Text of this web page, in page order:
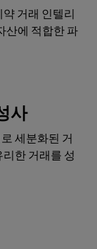
거래 인텔리
산에 적합한 파
사
세분화된 거
한 거래를 성